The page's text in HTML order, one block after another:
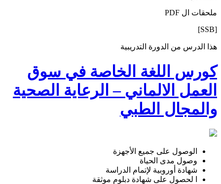
ملحقات ال PDF
[SSB]
هذا الدرس من الدورة التدريبية
كورس اللغة الخاصة في سوق
العمل الالماني – الرعاية الصحية
والمجال الطبي
الوصول على جميع الأجهزة
وصول مدى الحياة
شهادة أوروبية لإتمام الدراسة
ا لحصول على شهادة دبلوم موثقة